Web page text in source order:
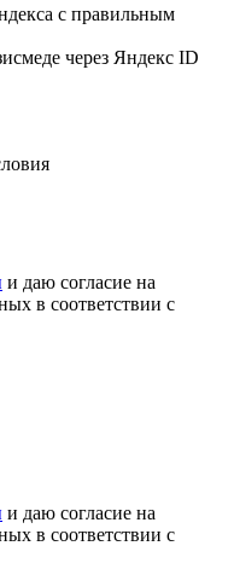
с правильным
через Яндекс ID
и даю согласие на
в соответствии с
и даю согласие на
в соответствии с